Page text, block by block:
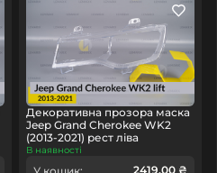
Декоративна прозора маска
Jeep Grand Cherokee WK2
(2013-2021) рест ліва
В наявності
2419.00 ₴